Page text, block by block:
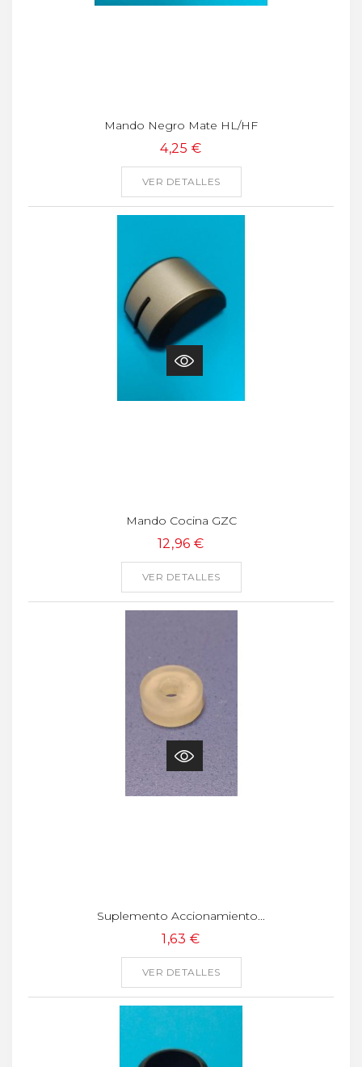
Mando Negro Mate HL/HF
4,25 €
VER DETALLES
Mando Cocina GZC
12,96 €
VER DETALLES
Suplemento Accionamiento...
1,63 €
VER DETALLES